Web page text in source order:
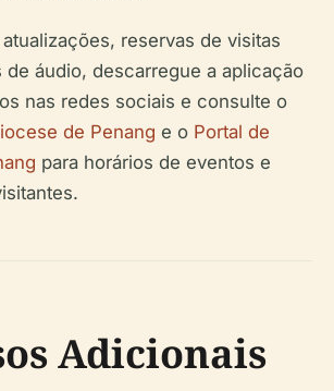
reservas de visitas
de áudio, descarregue a aplicação
nas redes sociais e consulte o
de Penang e o Portal de
para horários de eventos e
Adicionais